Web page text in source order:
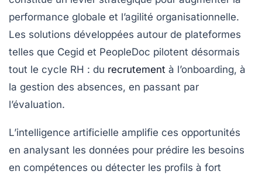
performance globale et l’agilité organisationnelle.
Les solutions développées autour de plateformes
telles que Cegid et PeopleDoc pilotent désormais
tout le cycle RH : du recrutement à l’onboarding, à
la gestion des absences, en passant par
l’évaluation.
L’intelligence artificielle amplifie ces opportunités
en analysant les données pour prédire les besoins
en compétences ou détecter les profils à fort